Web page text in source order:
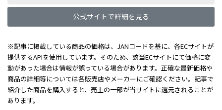
公式サイトで詳細を見る
※記事に掲載している商品の価格は、JANコードを基に、各ECサイトが
提供するAPIを使用しています。そのため、該当ECサイトにて価格に変
動があった場合は情報が誤っている場合があります。正確な最新価格や
商品の詳細等については各販売店やメーカーにご確認ください。記事で
紹介した商品を購入すると、売上の一部が当サイトに還元されることが
あります。